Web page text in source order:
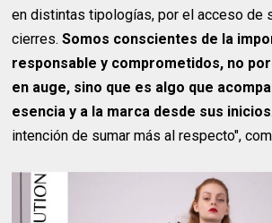
en distintas tipologías, por el acceso de
cierres.Somos conscientes de la
responsable y comprometidos, no
en auge, sino que es algo que
esencia y a la marca desde sus inicios
intención de sumar más al respecto",